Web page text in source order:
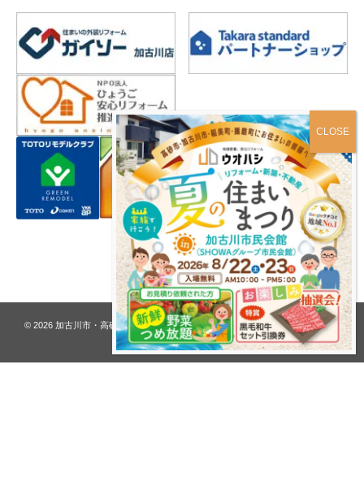
プライバシーポリシー
© 2026 加古川市・高砂市 夢リフォーム ウオハシ – 創業128年の老舗. All rights
reserved.